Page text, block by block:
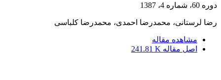
دوره 60، شماره 4، 1387
رضا لرستانی، محمدرضا احمدی، محمدرضا کلباسی
مشاهده مقاله
اصل مقاله 241.81 K